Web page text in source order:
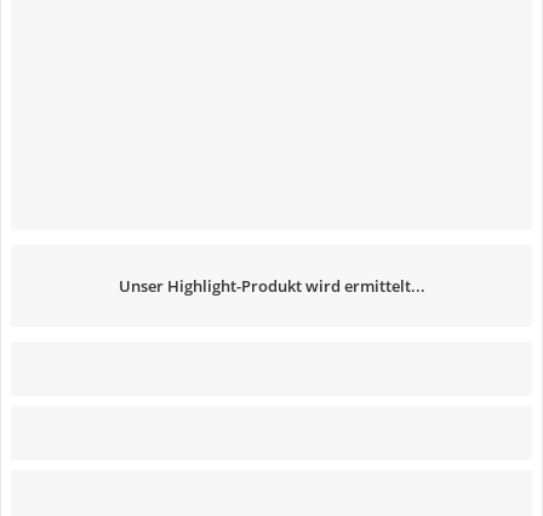
Unser Highlight-Produkt wird ermittelt...